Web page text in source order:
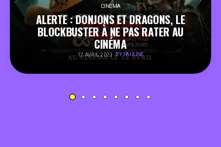
BONS PLANS
SOUTENEZ KULTT
CINÉMA
ALERTE : DONJONS ET DRAGONS, LE
BLOCKBUSTER À NE PAS RATER AU
CINÉMA
12 AVRIL 2023 BY PAULINE